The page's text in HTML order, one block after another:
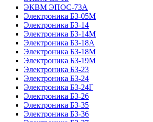
ЭКВМ ЭПОС-73А
Электроника Б3-05М
Электроника Б3-14
Электроника Б3-14М
Электроника Б3-18А
Электроника Б3-18М
Электроника Б3-19М
Электроника Б3-23
Электроника Б3-24
Электроника Б3-24Г
Электроника Б3-26
Электроника Б3-35
Электроника Б3-36